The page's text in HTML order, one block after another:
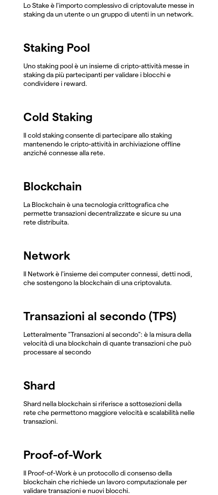
Lo Stake è l'importo complessivo di criptovalute messe in
staking da un utente o un gruppo di utenti in un network.
Staking Pool
Uno staking pool è un insieme di cripto-attività messe in
staking da più partecipanti per validare i blocchi e
condividere i reward.
Cold Staking
Il cold staking consente di partecipare allo staking
mantenendo le cripto-attività in archiviazione offline
anziché connesse alla rete.
Blockchain
La Blockchain è una tecnologia crittografica che
permette transazioni decentralizzate e sicure su una
rete distribuita.
Network
Il Network è l'insieme dei computer connessi, detti nodi,
che sostengono la blockchain di una criptovaluta.
Transazioni al secondo (TPS)
Letteralmente "Transazioni al secondo": è la misura della
velocità di una blockchain di quante transazioni che può
processare al secondo
Shard
Shard nella blockchain si riferisce a sottosezioni della
rete che permettono maggiore velocità e scalabilità nelle
transazioni.
Proof-of-Work
Il Proof-of-Work è un protocollo di consenso della
blockchain che richiede un lavoro computazionale per
validare transazioni e nuovi blocchi.